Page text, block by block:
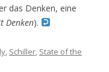
das Denken, eine
Denken).
, Schiller, State of the